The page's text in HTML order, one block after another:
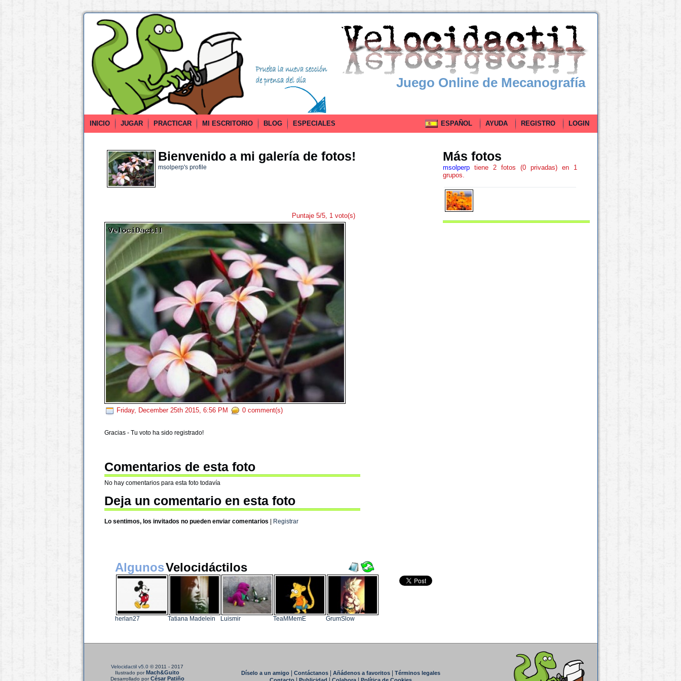
Juego Online de Mecanografía
INICIO JUGAR PRACTICAR MI ESCRITORIO BLOG ESPECIALES ESPAÑOL AYUDA REGISTRO LOGIN
Bienvenido a mi galería de fotos!
msolperp's profile
Puntaje 5/5, 1 voto(s)
Friday, December 25th 2015, 6:56 PM 0 comment(s)
Gracias - Tu voto ha sido registrado!
Comentarios de esta foto
No hay comentarios para esta foto todavía
Deja un comentario en esta foto
Lo sentimos, los invitados no pueden enviar comentarios Registrar
Más fotos
msolperptiene 2 fotos (0 privadas) en 1
grupos.
AlgunosVelocidáctilos
herlan27 Tatiana Madelein Luismir TeaMMemE GrumSlow
Velocidactil v5.0 © 2011 - 2017
Ilustrado porMach&Guito
Desarrollado porCésar Patiño
Díselo a un amigo| Contáctanos| Añádenos a favoritos|
Términos legales